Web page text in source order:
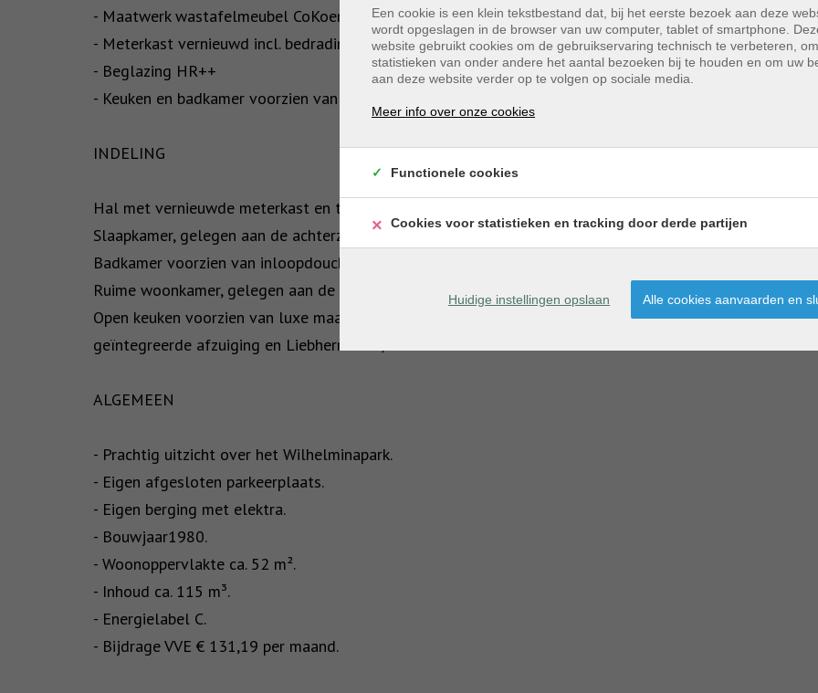
- Maatwerk wastafelmeubel CoKoen
- Meterkast vernieuwd incl. bedrading
- Beglazing HR++
- Keuken en badkamer voorzien van mechanische afzuiging
INDELING
Hal met vernieuwde meterkast en toegang tot de verschillende ruimtes.
Slaapkamer, gelegen aan de achterzijde, met fraaie maatwerk ingebouwde kast.
Badkamer voorzien van inloopdouche, zwevend toilet en wastafelmeubel. In de badkamer is er tevens
Ruime woonkamer, gelegen aan de voorzijde met veel lichtinval.
Open keuken voorzien van luxe maatwerk inrichting met o.a.. Quooker, Miele vaatwasser, Miele combi-
geïntegreerde afzuiging en Liebherr koel-/vriescombinatie.
ALGEMEEN
- Prachtig uitzicht over het Wilhelminapark.
- Eigen afgesloten parkeerplaats.
- Eigen berging met elektra.
- Bouwjaar1980.
- Woonoppervlakte ca. 52 m².
- Inhoud ca. 115 m³.
- Energielabel C.
- Bijdrage VVE € 131,19 per maand.
Een cookie is een klein tekstbestand dat, bij het eerste bezoek aan deze
wordt opgeslagen in de browser van uw computer, tablet of smartphone.
website gebruikt cookies om de gebruikservaring technisch te verbeteren, om
statistieken van onder andere het aantal bezoeken bij te houden en om uw
aan deze website verder op te volgen op sociale media.
Meer info over onze cookies
Functionele cookies
Cookies voor statistieken en tracking door derde partijen
Huidige instellingen opslaan Alle cookies aanvaarden en